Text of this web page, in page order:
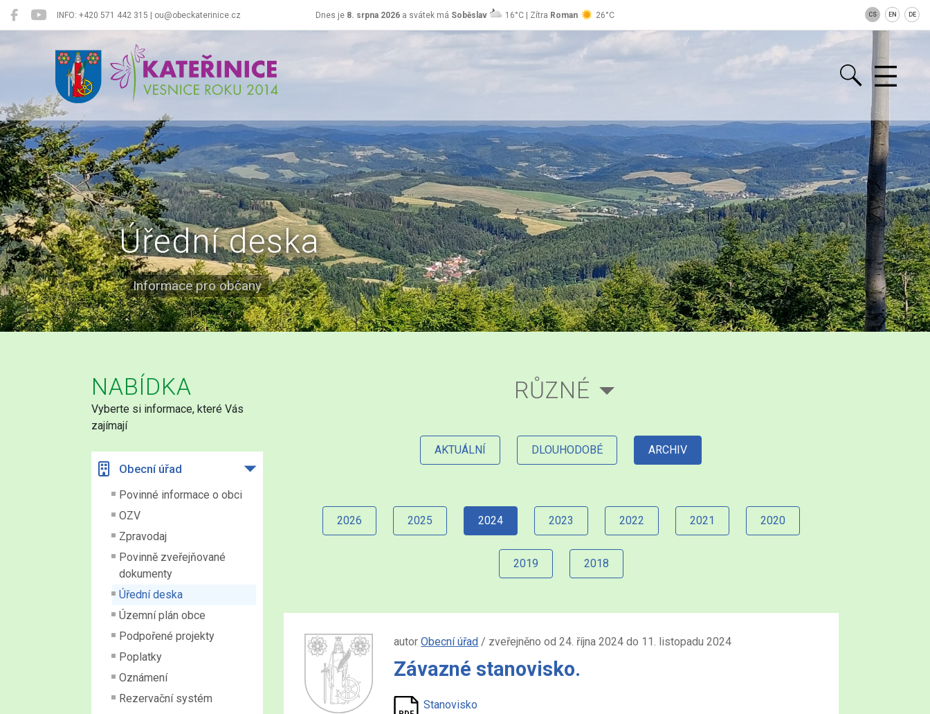
INFO: +420 571 442 315 | ou@obeckaterinice.cz Dnes je 8. srpna 2026 a svátek má Soběslav 16°C | Zítra Roman 26°C CS EN DE
Kateřinice
Úřední deska
Informace pro občany
NABÍDKA
Vyberte si informace, které Vás
zajímají
Obecní úřad
Povinné informace o obci
OZV
Zpravodaj
Povinně zveřejňované
dokumenty
Úřední deska
Územní plán obce
Podpořené projekty
Poplatky
Oznámení
Rezervační systém
RŮZNÉ
AKTUÁLNÍ DLOUHODOBÉ ARCHIV
2026 2025 2024 2023 2022 2021 2020
2019 2018
autorObecní úřad / zveřejněno od 24. října 2024 do 11. listopadu 2024
Závazné stanovisko.
Stanovisko